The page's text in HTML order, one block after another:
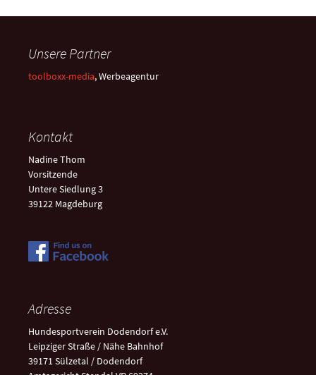
Unsere Partner
toolboxx-media, Werbeagentur
Kontakt
Nadine Thom
Vorsitzende
Untere Siedlung 3
39122 Magdeburg
Adresse
Hundesportverein Dodendorf e.V.
Leipziger Straße / Nähe Bahnhof
39171 Sülzetal / Dodendorf